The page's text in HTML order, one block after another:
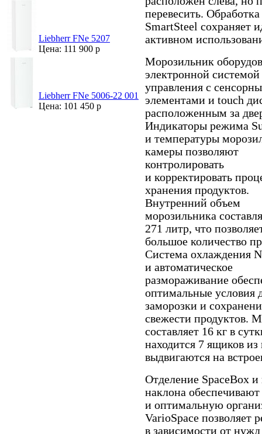
Liebherr FNe 5207
Цена: 111 900 р
Liebherr FNe 5006-22 001
Цена: 101 450 р
перевесить.
SmartSteel сохраняет
активном
Морозильник
электронной системой
управления с
элементами и touch
расположенным за
Индикаторы режима
и температуры
камеры позволяют
контролировать
и корректировать
хранения продуктов.
Внутренний объем
морозильника
271 литр, что
большое количество
Система охлаждения
и автоматическое
размораживание
оптимальные условия
заморозки и
свежести продуктов.
составляет 16 кг в
находится 7 ящиков
выдвигаются на
Отделение SpaceBox
наклона
и оптимальную
VarioSpace позволяет
в зависимости от нужд